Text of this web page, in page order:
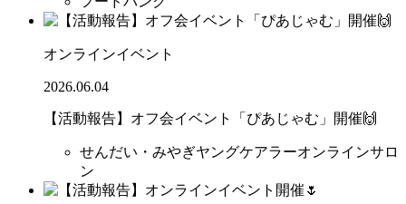
オンラインイベント
2026.06.04
【活動報告】オフ会イベント「ぴあじゃむ」開催🙌
せんだい・みやぎヤングケアラーオンラインサロ
ン